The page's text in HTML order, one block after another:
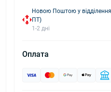
Новою Поштою у
ПТ)
1-2 дні
Оплата